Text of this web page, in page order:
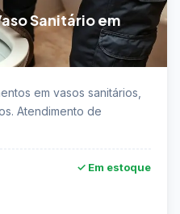
Sanitário em
em vasos sanitários,
Atendimento de
✓ Em estoque